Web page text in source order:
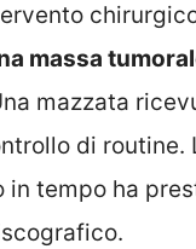
massa
mazzata
di routine.
in tempo ha